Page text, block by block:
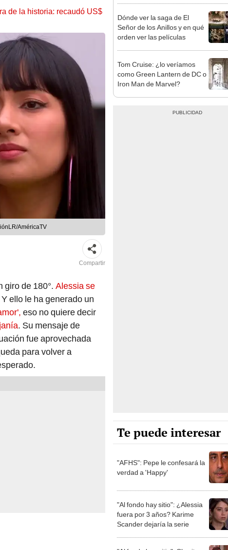
de la historia: recaudó US$
AméricaTV
Compartir
giro de 180°. Alessia se
Y ello le ha generado un
eso no quiere decir
. Su mensaje de
fue aprovechada
para volver a
Dónde ver la saga de El
Señor de los Anillos y en qué
orden ver las películas
Tom Cruise: ¿lo veríamos
como Green Lantern de DC o
Iron Man de Marvel?
Te puede interesar
"AFHS": Pepe le confesará la
verdad a 'Happy'
"Al fondo hay sitio": ¿Alessia
fuera por 3 años? Karime
Scander dejaría la serie